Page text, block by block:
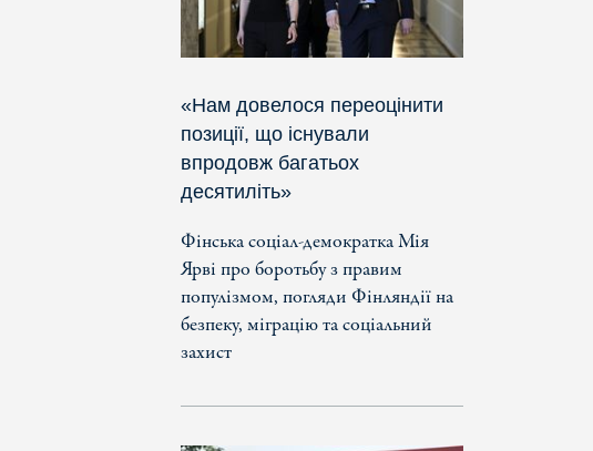
«Нам довелося переоцінити
позиції, що існували
впродовж багатьох
десятиліть»
Фінська соціал-демократка Мія
Ярві про боротьбу з правим
популізмом, погляди Фінляндії на
безпеку, міграцію та соціальний
захист